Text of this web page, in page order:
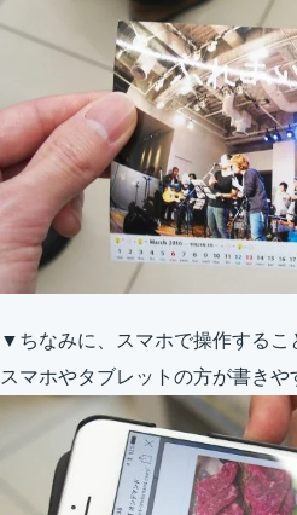
▼ちなみに、スマホで操作するこ
スマホやタブレットの方が書きや